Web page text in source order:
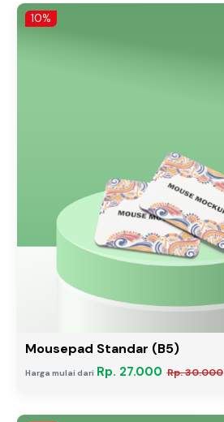
10%
Mousepad Standar (B5)
Harga mulai dari Rp. 27.000 Rp. 30.000